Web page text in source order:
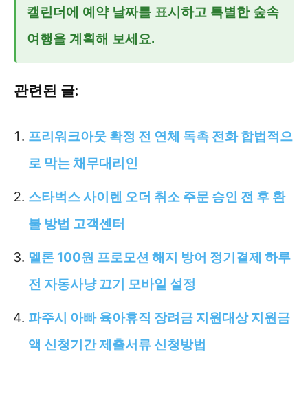
캘린더에 예약 날짜를 표시하고 특별한 숲속
여행을 계획해 보세요.
관련된 글:
프리워크아웃 확정 전 연체 독촉 전화 합법적으
로 막는 채무대리인
스타벅스 사이렌 오더 취소 주문 승인 전 후 환
불 방법 고객센터
멜론 100원 프로모션 해지 방어 정기결제 하루
전 자동사냥 끄기 모바일 설정
파주시 아빠 육아휴직 장려금 지원대상 지원금
액 신청기간 제출서류 신청방법